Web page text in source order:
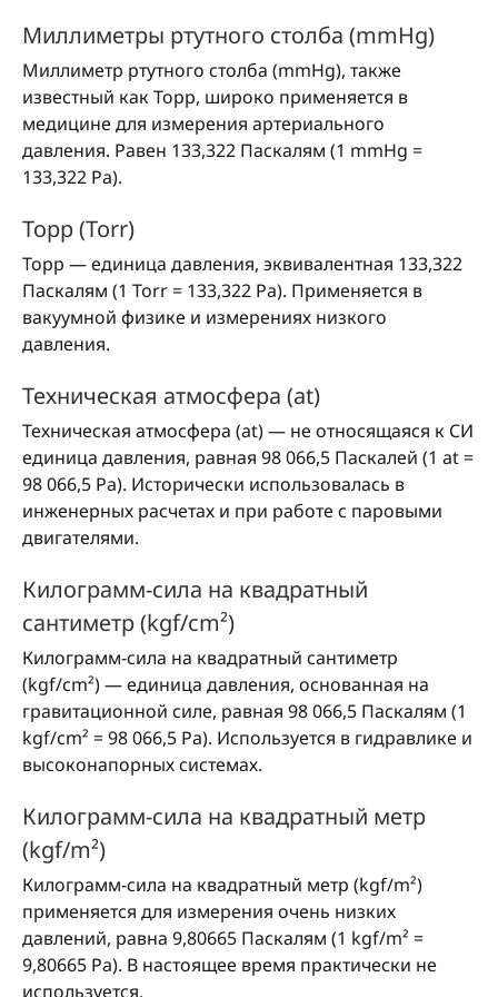
Миллиметры ртутного столба (mmHg)
Миллиметр ртутного столба (mmHg), также
известный как Торр, широко применяется в
медицине для измерения артериального
давления. Равен 133,322 Паскалям (1 mmHg =
133,322 Pa).
Торр (Torr)
Торр — единица давления, эквивалентная 133,322
Паскалям (1 Torr = 133,322 Pa). Применяется в
вакуумной физике и измерениях низкого
давления.
Техническая атмосфера (at)
Техническая атмосфера (at) — не относящаяся к СИ
единица давления, равная 98 066,5 Паскалей (1 at =
98 066,5 Pa). Исторически использовалась в
инженерных расчетах и при работе с паровыми
двигателями.
Килограмм-сила на квадратный
сантиметр (kgf/cm²)
Килограмм-сила на квадратный сантиметр
(kgf/cm²) — единица давления, основанная на
гравитационной силе, равная 98 066,5 Паскалям (1
kgf/cm² = 98 066,5 Pa). Используется в гидравлике и
высоконапорных системах.
Килограмм-сила на квадратный метр
(kgf/m²)
Килограмм-сила на квадратный метр (kgf/m²)
применяется для измерения очень низких
давлений, равна 9,80665 Паскалям (1 kgf/m² =
9,80665 Pa). В настоящее время практически не
используется.